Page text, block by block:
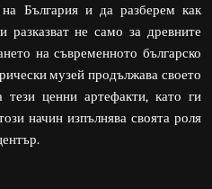
България и да разберем как
разказват не само за древните
на съвременното българско
музей продължава своето
тези ценни артефакти, като ги
начин изпълнява своята роля